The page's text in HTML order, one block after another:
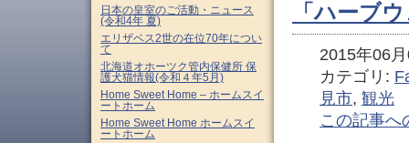
「ハーブ
2015年06
カテゴリ:
見市, 観光
この記事へ
日本の皇室のご活動・ニュース
(令和4年 夏)
エリザベス2世の在位70年につい
て
北海道オホーツク管内保健所 保
護犬猫情報(令和４年5月)
Home Sweet Home – ホームスイ
ートホーム
Home Sweet Home ホームスイ
ートホーム